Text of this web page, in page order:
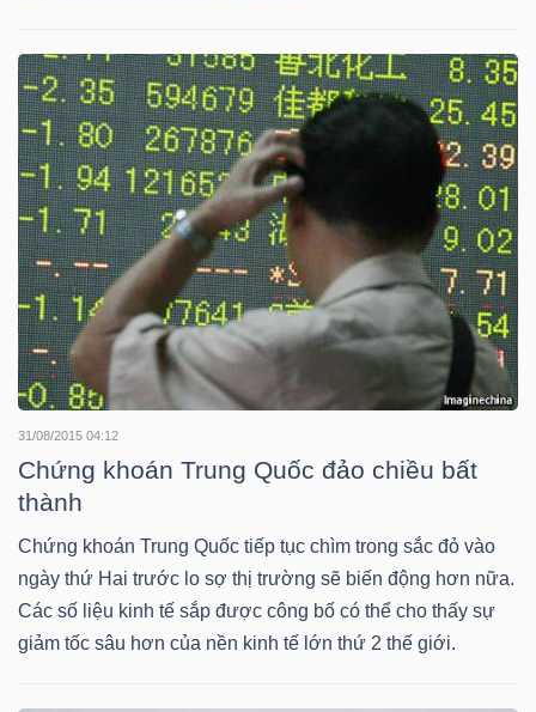
31/08/2015 04:12
Chứng khoán Trung Quốc đảo chiều bất
thành
Chứng khoán Trung Quốc tiếp tục chìm trong sắc đỏ vào
ngày thứ Hai trước lo sợ thị trường sẽ biến động hơn nữa.
Các số liệu kinh tế sắp được công bố có thể cho thấy sự
giảm tốc sâu hơn của nền kinh tế lớn thứ 2 thế giới.
CÔNG
NGHỆ
THÔNG
TIN
DỊCH
VỤ
THÔNG
TIỆN
ÍCH